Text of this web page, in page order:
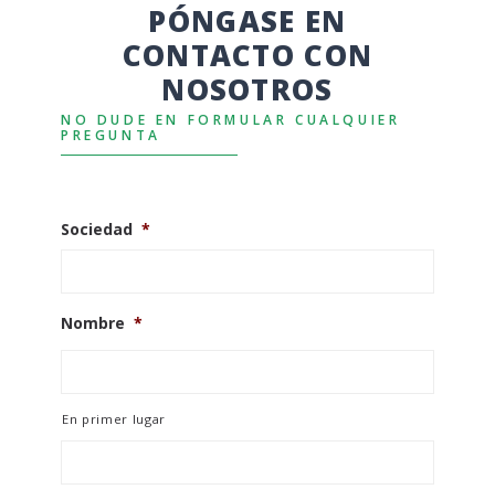
PÓNGASE EN
CONTACTO CON
NOSOTROS
NO DUDE EN FORMULAR CUALQUIER
PREGUNTA
Sociedad *
Nombre *
En primer lugar